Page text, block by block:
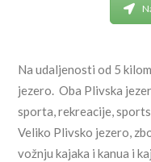
Na udaljenosti od 5
jezero. Oba Plivska
sporta, rekreacije,
Veliko Plivsko jezero,
vožnju kajaka i kanua i